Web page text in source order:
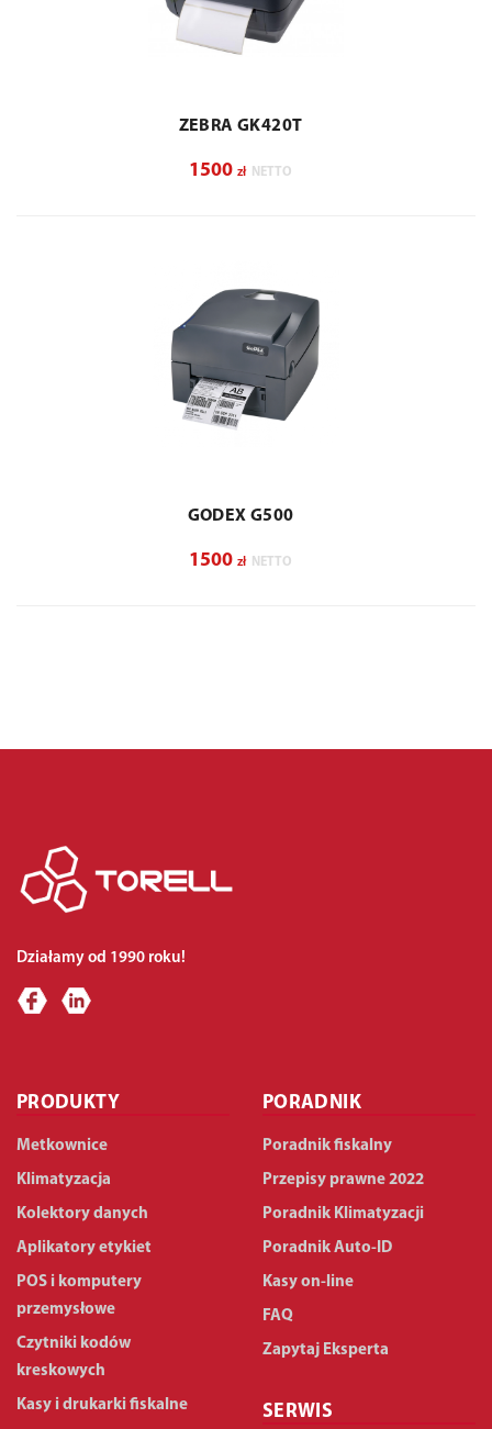
ZEBRA GK420T
1500 zł NETTO
GODEX G500
1500 zł NETTO
Działamy od 1990 roku!
PRODUKTY
Metkownice
Klimatyzacja
Kolektory danych
Aplikatory etykiet
POS i komputery
przemysłowe
Czytniki kodów
kreskowych
Kasy i drukarki fiskalne
PORADNIK
Poradnik fiskalny
Przepisy prawne 2022
Poradnik Klimatyzacji
Poradnik Auto-ID
Kasy on-line
FAQ
Zapytaj Eksperta
SERWIS